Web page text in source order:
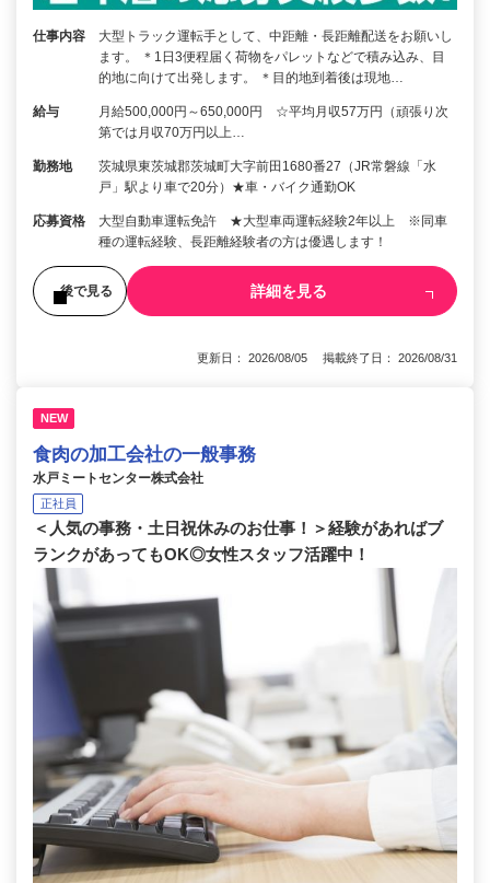
仕事内容
大型トラック運転手として、中距離・長距離配送をお願いし
ます。 ＊1日3便程届く荷物をパレットなどで積み込み、目
的地に向けて出発します。 ＊目的地到着後は現地…
給与
月給500,000円～650,000円 ☆平均月収57万円（頑張り次
第では月収70万円以上…
勤務地
茨城県東茨城郡茨城町大字前田1680番27（JR常磐線「水
戸」駅より車で20分）★車・バイク通勤OK
応募資格
大型自動車運転免許 ★大型車両運転経験2年以上 ※同車
種の運転経験、長距離経験者の方は優遇します！
後で見る 詳細を見る
更新日： 2026/08/05 掲載終了日： 2026/08/31
NEW
食肉の加工会社の一般事務
水戸ミートセンター株式会社
正社員
＜人気の事務・土日祝休みのお仕事！＞経験があればブ
ランクがあってもOK◎女性スタッフ活躍中！